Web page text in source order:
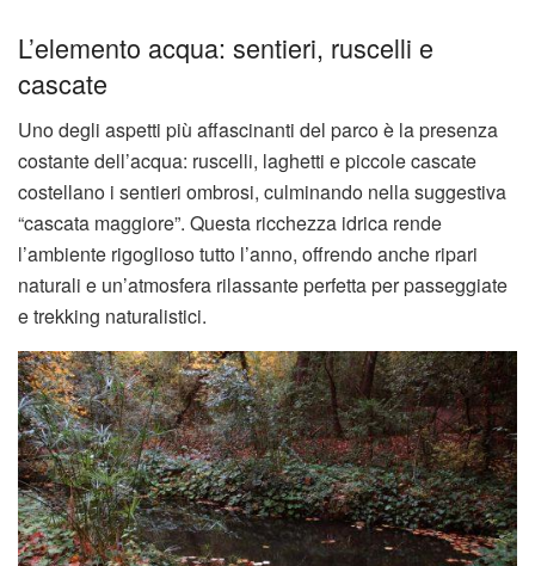
L’elemento acqua: sentieri, ruscelli e
cascate
Uno degli aspetti più affascinanti del parco è la presenza
costante dell’acqua: ruscelli, laghetti e piccole cascate
costellano i sentieri ombrosi, culminando nella suggestiva
“cascata maggiore”. Questa ricchezza idrica rende
l’ambiente rigoglioso tutto l’anno, offrendo anche ripari
naturali e un’atmosfera rilassante perfetta per passeggiate
e trekking naturalistici.